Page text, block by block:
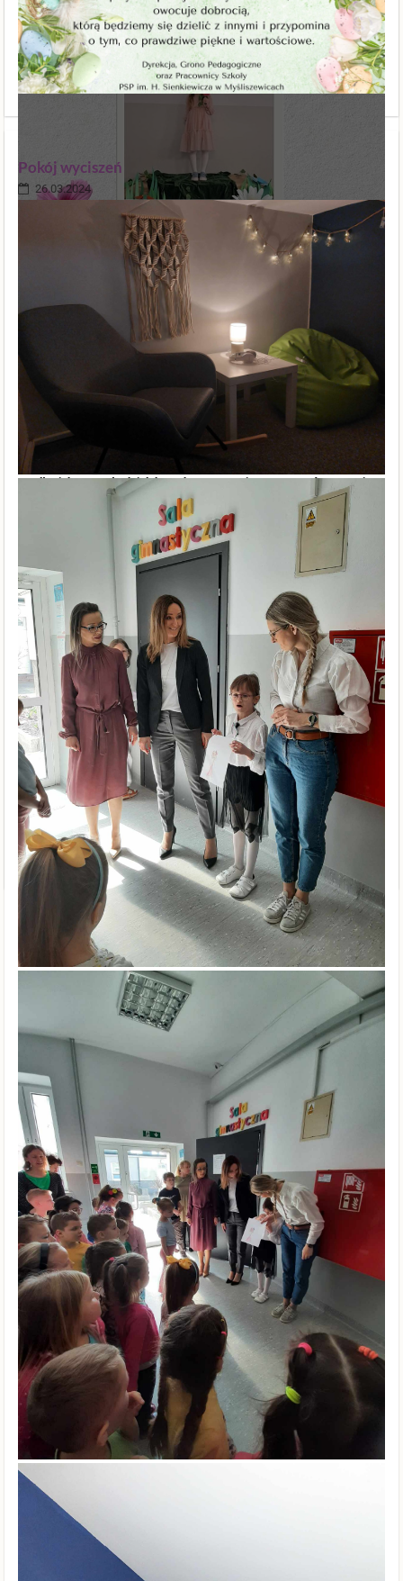
3
Wiosna to czas, kiedy przyroda budzi się do życia. Kwitną pierwsze
kwiaty, zieleni się trawa, słychać śpiew ptaków. W naszej szkole to
czas, kiedy rozkwitają talenty recytatorskie. Mogliśmy się o tym
przekonać - 26 marca - podczas szkolnego konkursu recytatorskiego
„Wiosna, ach to Ty”.
Uczniowie klas 1-3 recytowali wiersze o tematyce wiosennej.
Uczestnicy zadbali nie tylko o interpretację, ale także o wspaniałe stroje
i rekwizyty. Jury miało trudne zadanie, gdyż wszystkie dzieci bardzo
ładnie recytowały utwory polskich poetów.
Po długich namysłach i debatach, postanowiono przyznać następujące
miejsca i wyróżnienia:
I miejsce: Amelia Kudelska z klasy 1a
II miejsce: Berenika Banasiak z klasy 3a
III miejsce Lena Wolak z klasy 2b
Wyróżnienia otrzymali:
Natalia Banasiak
Liliana Bąba
Amelia Cieślak
aria Drabik
Wiktor Jaskulski
Oliwia Mucha
Maja Sobczak
Leon Szpilski
Iga Winiarska
Aleksandra Zaranek
Serdeczne gratulujemy
Pokój wyciszeń
26.03.2024